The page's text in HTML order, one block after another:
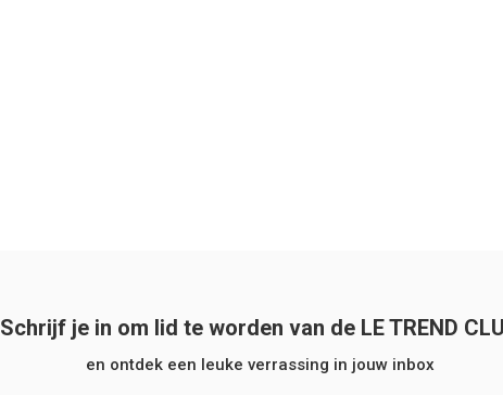
Schrijf je in om lid te worden van de LE TREND
en ontdek een leuke verrassing in jouw inbox